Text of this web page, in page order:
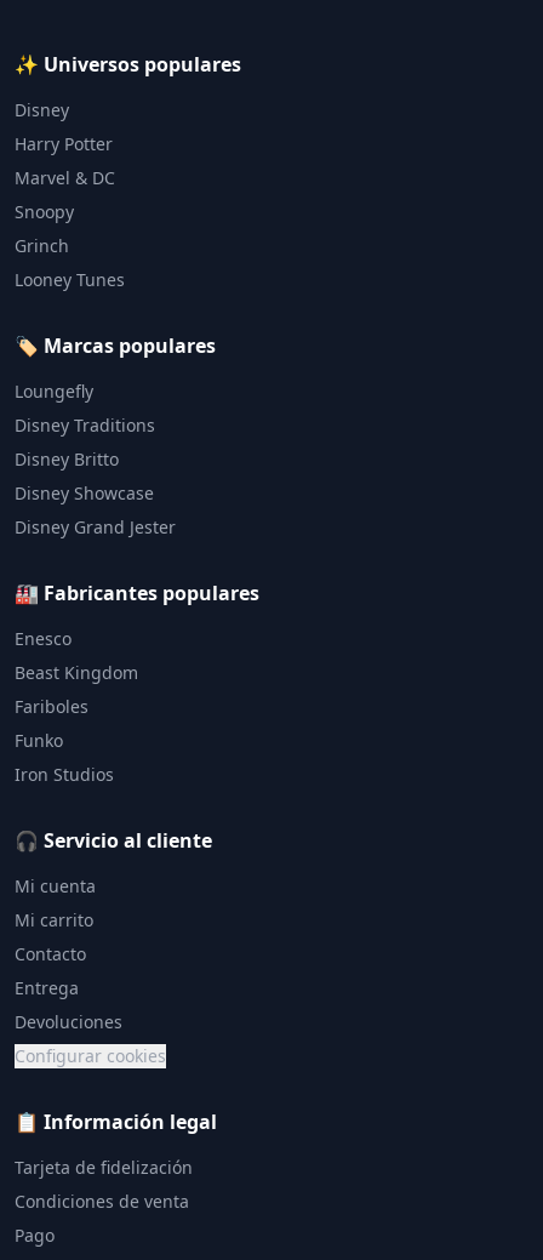
✨ Universos populares
Disney
Harry Potter
Marvel & DC
Snoopy
Grinch
Looney Tunes
🏷️ Marcas populares
Loungefly
Disney Traditions
Disney Britto
Disney Showcase
Disney Grand Jester
🏭 Fabricantes populares
Enesco
Beast Kingdom
Fariboles
Funko
Iron Studios
🎧 Servicio al cliente
Mi cuenta
Mi carrito
Contacto
Entrega
Devoluciones
Configurar cookies
📋 Información legal
Tarjeta de fidelización
Condiciones de venta
Pago